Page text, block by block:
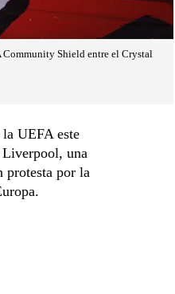
Community Shield entre el Crystal
UEFA este
una
protesta por la